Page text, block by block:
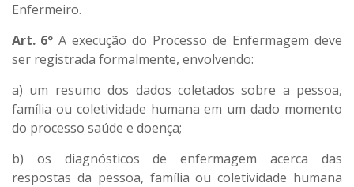
Enfermeiro.
Art. 6º A execução do Processo de Enfermagem deve
ser registrada formalmente, envolvendo:
a) um resumo dos dados coletados sobre a pessoa,
família ou coletividade humana em um dado momento
do processo saúde e doença;
b) os diagnósticos de enfermagem acerca das
respostas da pessoa, família ou coletividade humana